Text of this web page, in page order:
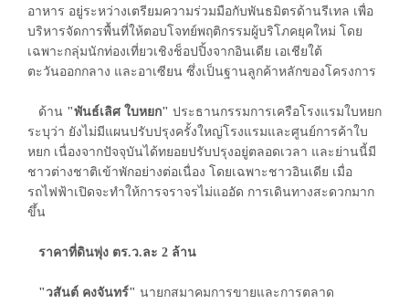
อาหาร อยู่ระหว่างเตรียมความร่วมมือกับพันธมิตรด้านรีเทล เพื่อ
บริหารจัดการพื้นที่ให้ตอบโจทย์พฤติกรรมผู้บริโภคยุคใหม่ โดย
เฉพาะกลุ่มนักท่องเที่ยวเชิงช็อปปิ้งจากอินเดีย เอเชียใต้
ตะวันออกกลาง และอาเซียน ซึ่งเป็นฐานลูกค้าหลักของโครงการ
ด้าน "พันธ์เลิศ ใบหยก" ประธานกรรมการเครือโรงแรมใบหยก
ระบุว่า ยังไม่มีแผนปรับปรุงครั้งใหญ่โรงแรมและศูนย์การค้าใบ
หยก เนื่องจากปัจจุบันได้ทยอยปรับปรุงอยู่ตลอดเวลา และย่านนี้มี
ชาวต่างชาติเข้าพักอย่างต่อเนื่อง โดยเฉพาะชาวอินเดีย เมื่อ
รถไฟฟ้าเปิดจะทำให้การจราจรไม่แออัด การเดินทางสะดวกมาก
ขึ้น
ราคาที่ดินพุ่ง ตร.ว.ละ 2 ล้าน
"วสันต์ คงจันทร์" นายกสมาคมการขายและการตลาด